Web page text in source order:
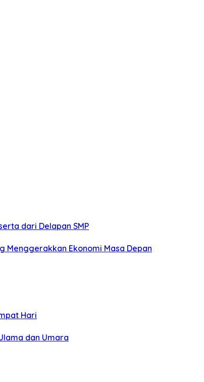
dari Delapan SMP
Menggerakkan Ekonomi Masa Depan
Hari
dan Umara